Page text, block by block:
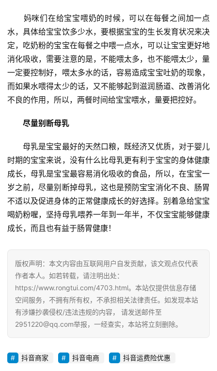
首
媒
体
G
E
O
优
观
察
运
营
妈咪们在给宝宝喂奶的时候，可以在每餐之间加一点
水，具体给宝宝饮多少水，要根据宝宝的生长发育状况来决
定，吃奶粉的宝宝在每餐之中喂一点水，可以让宝宝更好地
消化吸收，需要注意的是，不能喂太多，也不能喂太少，量
一定要控制好，喂太多水的话，容易造成宝宝吐奶的现象，
而如果水喂得太少的话，又不能够起到滋润肠道、改善消化
不良的作用，所以，两餐时间给宝宝喂水，量要把控好。
尽量别断母乳
母乳是宝宝最好的天然口粮，既经济又优质，对于婴儿
时期的宝宝来说，没有什么比母乳更有利于宝宝的身体健康
成长，母乳是宝宝最容易消化吸收的食品，所以，在宝宝一
岁之前，尽量别断掉母乳，这也是预防宝宝消化不良、肠胃
不适以及促进身体的正常健康成长的好选择。别着急给宝宝
喝奶粉喔，坚持母乳喂养一年到一年半，不仅宝宝能够健康
成长，而且也有益于肠胃健康！
版权声明：本文内容由互联网用户自发贡献，该文观点仅代表
作者本人。如若转载，请注明出处：
https://www.rongtui.com/4703.html。本站仅提供信息存储
空间服务，不拥有所有权，不承担相关法律责任。如发现本站
有涉嫌抄袭侵权/违法违规的内容， 请发送邮件至
2951220@qq.com举报，一经查实，本站将立刻删除。
抖音商家 抖音电商 抖音运费险优惠